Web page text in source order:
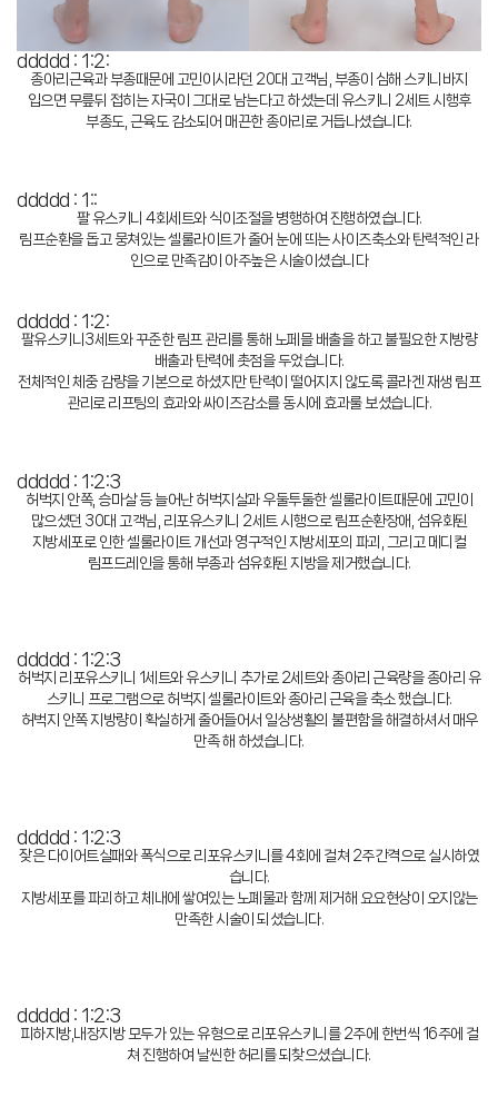
ddddd : 1:2:
종아리근육과 부종때문에 고민이시라던 20대 고객님, 부종이 심해 스키니바지
입으면 무릎뒤 접히는 자국이 그대로 남는다고 하셨는데 유스키니 2세트 시행후
부종도, 근육도 감소되어 매끈한 종아리로 거듭나셨습니다.
ddddd : 1::
팔 유스키니 4회세트와 식이조절을 병행하여 진행하였습니다.
림프순환을 돕고 뭉쳐있는 셀룰라이트가 줄어 눈에 띄는 사이즈축소와 탄력적인 라
인으로 만족감이 아주높은 시술이셨습니다
ddddd : 1:2:
팔유스키니3세트와 꾸준한 림프 관리를 통해 노페믈 배출을 하고 불필요한 지방량
배출과 탄력에 촛점을 두었습니다.
전체적인 체중 감량을 기본으로 하셨지만 탄력이 떨어지지 않도록 콜라겐 재생 림프
관리로 리프팅의 효과와 싸이즈감소를 동시에 효과룰 보셨습니다.
ddddd : 1:2:3
허벅지 안쪽, 승마살 등 늘어난 허벅지살과 우둘투둘한 셀룰라이트때문에 고민이
많으셨던 30대 고객님, 리포유스키니 2세트 시행으로 림프순환장애, 섬유화된
지방세포로 인한 셀룰라이트 개선과 영구적인 지방세포의 파괴, 그리고 메디컬
림프드레인을 통해 부종과 섬유화된 지방을 제거했습니다.
ddddd : 1:2:3
허벅지 리포유스키니 1세트와 유스키니 추가로 2세트와 종아리 근육량을 종아리 유
스키니 프로그램으로 허벅지 셀룰라이트와 종아리 근육을 축소 했습니다.
허벅지 안쪽 지방량이 확실하게 줄어들어서 일상생활의 불편함을 해결하셔서 매우
만족 해 하셨습니다.
ddddd : 1:2:3
잦은 다이어트실패와 폭식으로 리포유스키니를 4회에 걸쳐 2주간격으로 실시하였
습니다.
지방세포를 파괴하고 체내에 쌓여있는 노폐물과 함께 제거해 요요현상이 오지않는
만족한 시술이 되셨습니다.
ddddd : 1:2:3
피하지방,내장지방 모두가 있는 유형으로 리포유스키니를 2주에 한번씩 16주에 걸
쳐 진행하여 날씬한 허리를 되찾으셨습니다.